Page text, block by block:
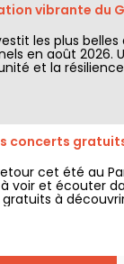
vibrante du
les plus belles
en août 2026.
et la
concerts
cet été au
voir et écouter
à